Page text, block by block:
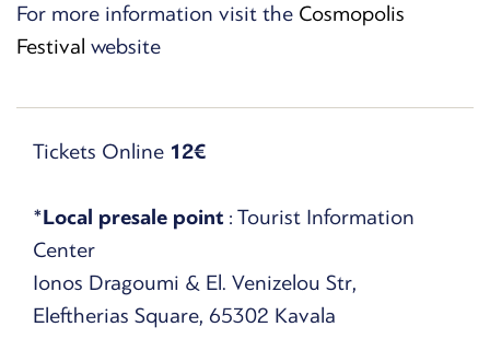
For more information visit the Cosmopolis
Festival website
Tickets Online 12€
*Local presale point : Tourist Information
Center
Ionos Dragoumi & El. Venizelou Str,
Eleftherias Square, 65302 Kavala